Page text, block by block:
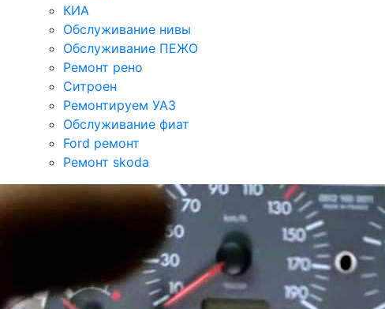
КИА
Обслуживание нивы
Обслуживание ПЕЖО
Ремонт рено
Ситроен
Ремонтируем УАЗ
Обслуживание фиат
Ford ремонт
Ремонт skoda